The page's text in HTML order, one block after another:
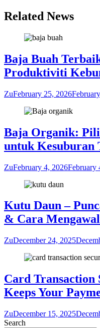
Related News
Baja Buah
Produktiviti
ZuFebruary 25, 2026
Baja Organik:
untuk Kesuburan
ZuFebruary 4, 2026February
Kutu Daun –
& Cara
ZuDecember 24, 2025
Card
Keeps Your
ZuDecember 15, 2025
Search